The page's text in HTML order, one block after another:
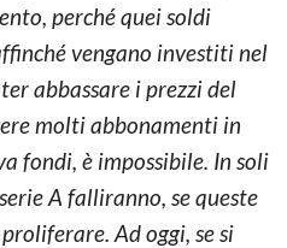
perché quei soldi
vengano investiti nel
abbassare i prezzi del
molti abbonamenti in
fondi, è impossibile. In soli
A falliranno, se queste
Ad oggi, se si